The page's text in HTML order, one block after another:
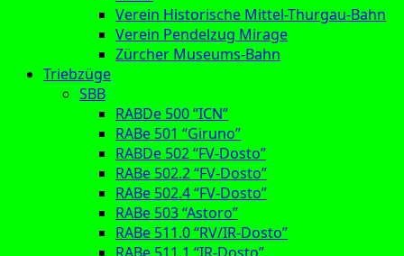
Verein Historische Mittel-Thurgau-Bahn
Verein Pendelzug Mirage
Zürcher Museums-Bahn
Triebzüge
SBB
RABDe 500 “ICN”
RABe 501 “Giruno”
RABDe 502 “FV-Dosto”
RABe 502.2 “FV-Dosto”
RABe 502.4 “FV-Dosto”
RABe 503 “Astoro”
RABe 511.0 “RV/IR-Dosto”